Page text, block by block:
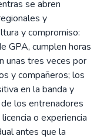
se abren
y
y compromiso:
GPA, cumplen horas
unas tres veces por
y compañeros; los
en la banda y
los entrenadores
o experiencia
antes que la